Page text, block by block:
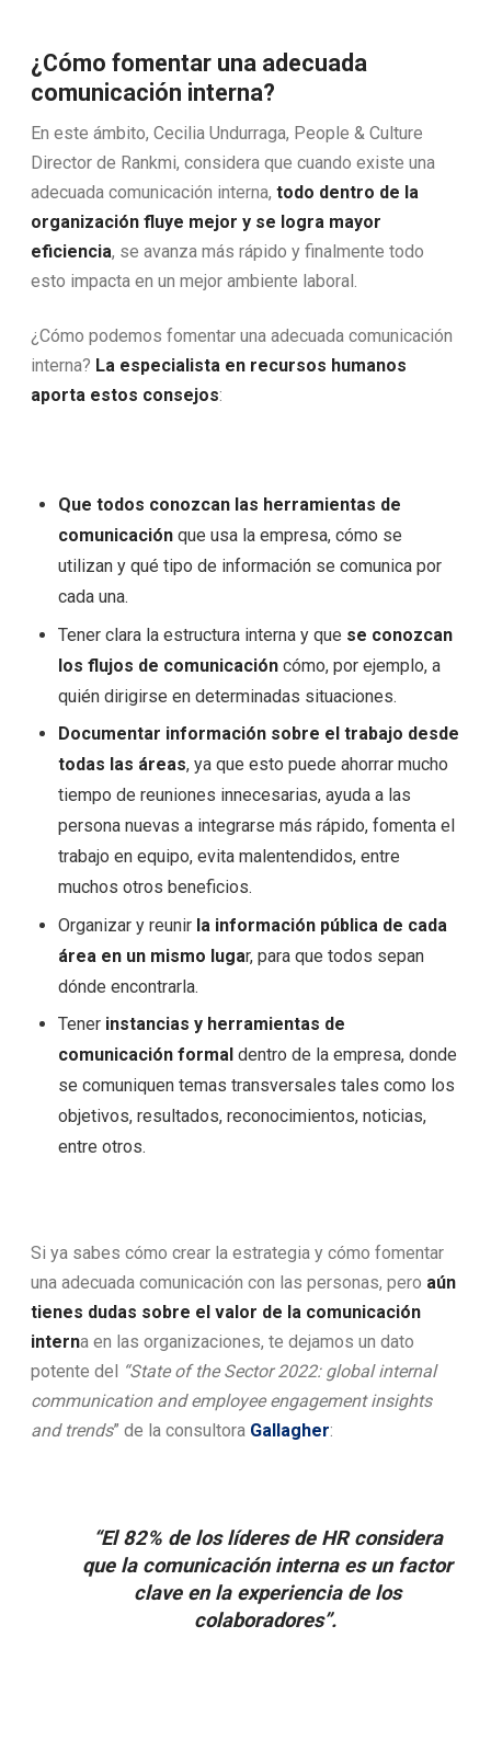
¿Cómo fomentar una adecuada
comunicación interna?
En este ámbito, Cecilia Undurraga, People & Culture
Director de Rankmi, considera que cuando existe una
adecuada comunicación interna, todo dentro de la
organización fluye mejor y se logra mayor
eficiencia, se avanza más rápido y finalmente todo
esto impacta en un mejor ambiente laboral.
¿Cómo podemos fomentar una adecuada comunicación
interna? La especialista en recursos humanos
aporta estos consejos:
Que todos conozcan las herramientas de
comunicaciónque usa la empresa, cómo se
utilizan y qué tipo de información se comunica por
cada una.
Tener clara la estructura interna y que se conozcan
los flujos de comunicacióncómo, por ejemplo, a
quién dirigirse en determinadas situaciones.
Documentar información sobre el trabajo desde
todas las áreas, ya que esto puede ahorrar mucho
tiempo de reuniones innecesarias, ayuda a las
persona nuevas a integrarse más rápido, fomenta el
trabajo en equipo, evita malentendidos, entre
muchos otros beneficios.
Organizar y reunir la información pública de cada
área en un mismo lugar, para que todos sepan
dónde encontrarla.
Tener instancias y herramientas de
comunicación formaldentro de la empresa, donde
se comuniquen temas transversales tales como los
objetivos, resultados, reconocimientos, noticias,
entre otros.
Si ya sabes cómo crear la estrategia y cómo fomentar
una adecuada comunicación con las personas, pero aún
tienes dudas sobre el valor de la comunicación
interna en las organizaciones, te dejamos un dato
potente del “State of the Sector 2022: global internal
communication and employee engagement insights
and trends” de la consultora Gallagher:
“El 82% de los líderes de HR considera
que la comunicación interna es un factor
clave en la experiencia de los
colaboradores”.